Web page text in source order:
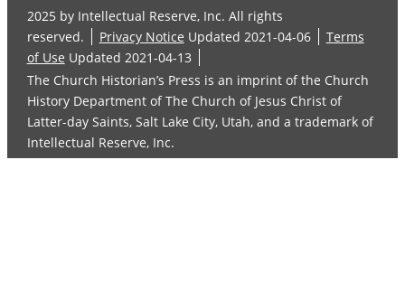
2025 by Intellectual Reserve, Inc. All rights
reserved.
Privacy Notice Updated 2021-04-06
Terms
of Use Updated 2021-04-13
The Church Historian’s Press is an imprint of the Church
History Department of The Church of Jesus Christ of
Latter-day Saints, Salt Lake City, Utah, and a trademark of
Intellectual Reserve, Inc.